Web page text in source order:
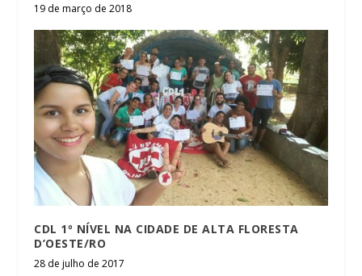
19 de março de 2018
CDL 1º NÍVEL NA CIDADE DE ALTA FLORESTA
D’OESTE/RO
28 de julho de 2017